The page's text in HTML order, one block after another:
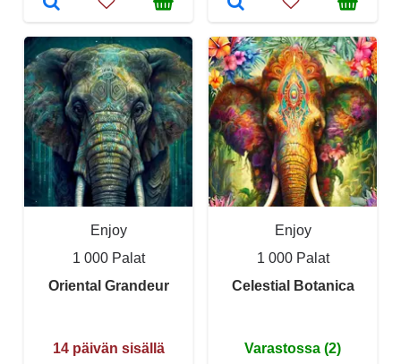
Enjoy
1 000 Palat
Oriental Grandeur
14 päivän sisällä
Enjoy
1 000 Palat
Celestial Botanica
Varastossa (2)